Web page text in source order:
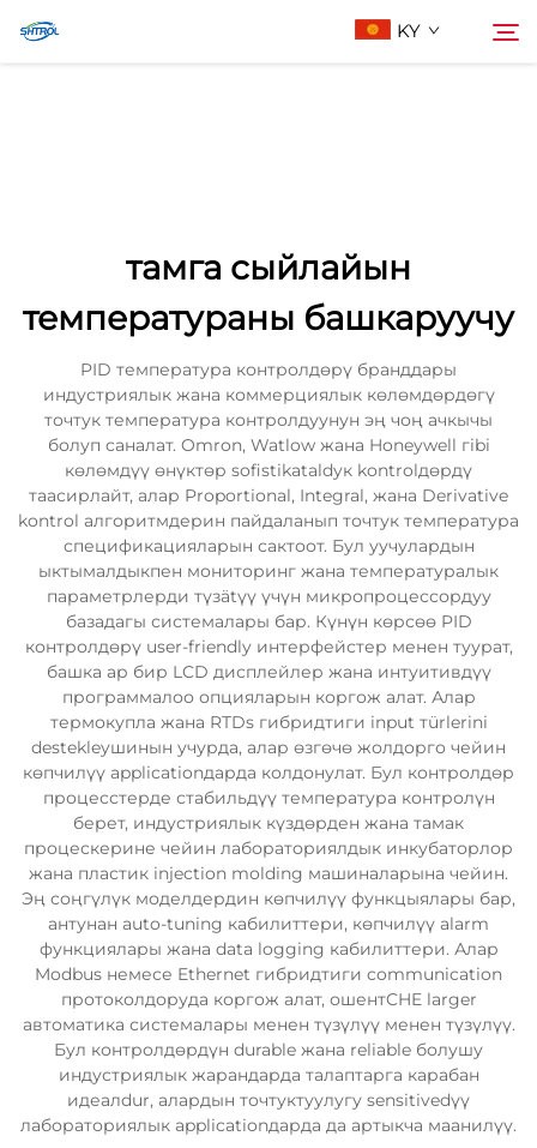
KY
тамга сыйлайын
температураны башкаруучу
PID температура контролдөрү бранддары
индустриялык жана коммерциялык көлөмдөрдөгү
точтук температура контролдуунун эң чоң ачкычы
болуп саналат. Omron, Watlow жана Honeywell гibi
көлөмдүү өнүктөр sofistikataldyк kontrolдөрдү
таасирлайт, алар Proportional, Integral, жана Derivative
kontrol алгоритмдерин пайдаланып точтук температура
спецификацияларын сактоот. Бул уучулардын
ыктымалдыкпен мониторинг жана температуралык
параметрлерди түзätүү үчүн микропроцессордуу
базадагы системалары бар. Күнүн көрсөө PID
контролдөрү user-friendly интерфейстер менен туурат,
башка ар бир LCD дисплейлер жана интуитивдүү
программалоо опцияларын коргож алат. Алар
термокупла жана RTDs гибридтиги input тürlerini
destekleyшинын учурда, алар өзгөчө жолдорго чейин
көпчилүү applicationдарда колдонулат. Бул контролдөр
процесстерде стабильдүү температура контролүн
берет, индустриялык күздөрден жана тамак
процескерине чейин лабораториялдык инкубаторлор
жана пластик injection molding машиналарына чейин.
Эң соңгүлүк моделдердин көпчилүү функцыялары бар,
антунан auto-tuning кабилиттери, көпчилүү alarm
функциялары жана data logging кабилиттери. Алар
Modbus немесе Ethernet гибридтиги communication
протоколдоруда коргож алат, ошентCHE larger
автоматика системалары менен түзүлүү менен түзүлүү.
Бул контролдөрдүн durable жана reliable болушу
индустриялык жарандарда талаптарга карабан
идеалdur, алардын точтуктуулугу sensitivedүү
лабораториялык applicationдарда да артыкча маанилүү.